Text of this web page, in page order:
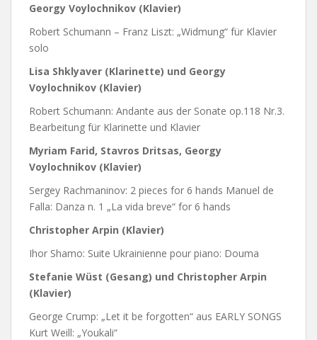
Georgy Voylochnikov (Klavier)
Robert Schumann – Franz Liszt: „Widmung“ für Klavier
solo
Lisa Shklyaver (Klarinette) und Georgy
Voylochnikov (Klavier)
Robert Schumann: Andante aus der Sonate op.118 Nr.3.
Bearbeitung für Klarinette und Klavier
Myriam Farid, Stavros Dritsas, Georgy
Voylochnikov (Klavier)
Sergey Rachmaninov: 2 pieces for 6 hands Manuel de
Falla: Danza n. 1 „La vida breve“ for 6 hands
Christopher Arpin (Klavier)
Ihor Shamo: Suite Ukrainienne pour piano: Douma
Stefanie Wüst (Gesang) und Christopher Arpin
(Klavier)
George Crump: „Let it be forgotten“ aus EARLY SONGS
Kurt Weill: „Youkali“